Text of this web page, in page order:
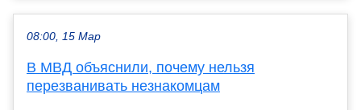
08:00, 15 Мар
В МВД объяснили, почему нельзя
перезванивать незнакомцам